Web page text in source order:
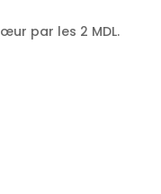
par les 2 MDL.